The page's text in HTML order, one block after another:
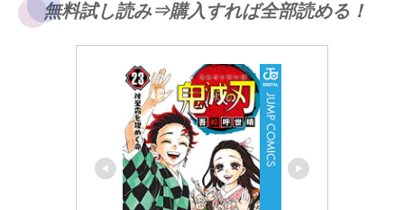
無料試し読み⇒購入すれば全部読める！